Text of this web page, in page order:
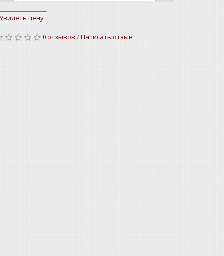
0 отзывов /Написать отзыв